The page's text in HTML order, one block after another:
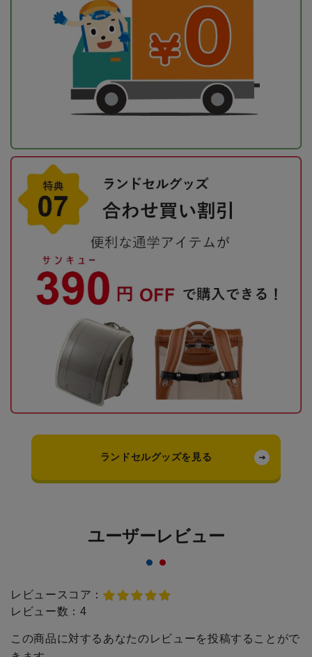
ランドセルグッズを見る
ユーザーレビュー
レビュースコア：
レビュー数： 4
この商品に対するあなたのレビューを投稿することがで